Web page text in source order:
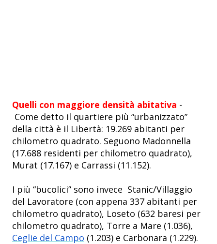
Quelli con maggiore densità abitativa -
Come detto il quartiere più “urbanizzato”
della città è il Libertà: 19.269 abitanti per
chilometro quadrato. Seguono Madonnella
(17.688 residenti per chilometro quadrato),
Murat (17.167) e Carrassi (11.152).
I più “bucolici” sono invece Stanic/Villaggio
del Lavoratore (con appena 337 abitanti per
chilometro quadrato), Loseto (632 baresi per
chilometro quadrato), Torre a Mare (1.036),
Ceglie del Campo (1.203) e Carbonara (1.229).